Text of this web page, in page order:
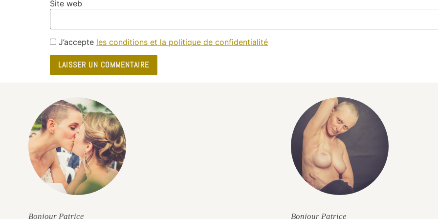
Site web
J’accepte les conditions et la politique de confidentialité
Bonjour Patrice Bonjour Patrice